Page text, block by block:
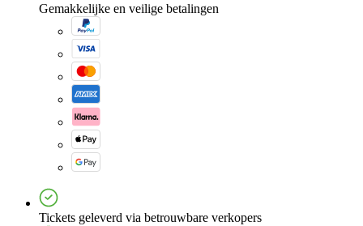
Gemakkelijke en veilige betalingen
Tickets geleverd via betrouwbare verkopers